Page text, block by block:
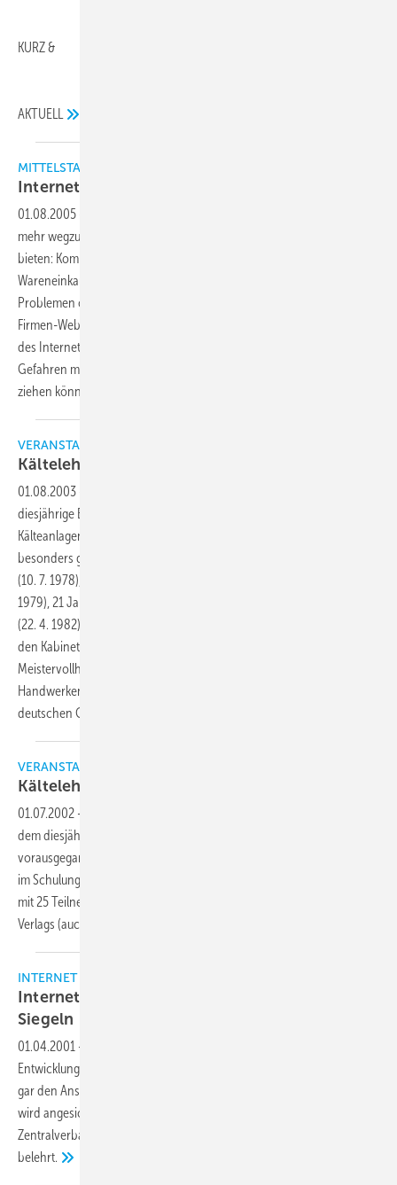
KURZ &
AKTUELL
MITTELSTAND & WIRTSCHAFT
Internet am Arbeitsplatz aber
01.08.2005
mehr wegzudenken; zu vielfältig sind die Möglichkeiten, die sich
bieten: Kommunikation mit Geschäftspartnern und Kunden per E-Mail,
Wareneinkauf weltweit, Recherche zu aktuellen Themen und
Problemen oder auch Verkauf eigener Leistungen und Waren über die
Firmen-Webseite oder über Online-Plattformen. Doch die Nutzung
des Internets hat nicht nur handfeste Vorteile, sondern bringt auch
Gefahren mit sich, die zum Teil ganz erhebliche Kosten nach sich
ziehen können.
VERANSTALTUNGEN
Kältelehrer jetzt im
01.08.2003
diesjährige BIV-Lehrertreffen, veranstaltet vom BIV-
Kälteanlagenbauer und organisiert von der KK-Redaktion, unter einem
besonders guten Stern: 25 Jahre Vollhandwerk Kälteanlagenbauer
(10. 7. 1978), 24 Jahre Berufsbild und Meisterprüfungsordnung (27. 8.
1979), 21 Jahre Ausbildungsverordnung mit Ausbildungsrahmenplan
(22. 4. 1982). Dazu, nunmehr gestärkt aus der HwO-Reform und durch
den Kabinettsbeschluß vom 28. Mai 2003, weiterhin
Meistervollhandwerk unter der Nr.12 von 29 bzw. vormals 94
Handwerken in der Anlage A zur Handwerksordnung, einem
deutschen Gesetz mit europäischer
VERANSTALTUNGEN
Kältelehrer goes
01.07.2002 -
dem diesjährigen BIVLehrertreffen aus, das nach einer
vorausgegangenen Besichtigung der Firma Walter Roller, Gerlingen,
im Schulungsraum der Kältemaschinenfabrik Bock in Frickenhausen
mit 25 Teilnehmern stattgefunden hat. Dies mit Hilfe des Gentner
Verlags (auch Organisator) und des VDKF als weitere
INTERNET
Internet im Handwerk Kein Buch mit sieben
Siegeln
01.04.2001 -
Entwicklung in den Bereichen der neuen Medien hinterher oder habe
gar den Anschluß ans moderne Kommunikationszeitalter verschlafen,
wird angesichts aktueller Strukturuntersuchungen, u. a. des
Zentralverbandes des Deutschen Handwerks (ZDH), eines Besseren
belehrt.